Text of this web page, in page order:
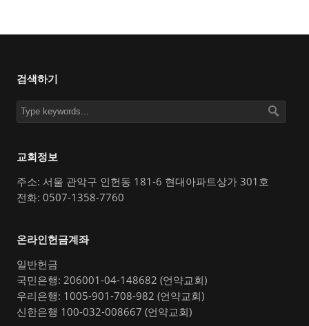
검색하기
교회정보
주소: 서울 관악구 인헌동 181-6 현대아파트상가 301호
전화: 0507-1358-7760
온라인헌금계좌
일반헌금
국민은행: 206001-04-148682 (언약교회)
우리은행: 1005-901-708-982 (언약교회)
신한은행 100-032-008667 (언약교회)